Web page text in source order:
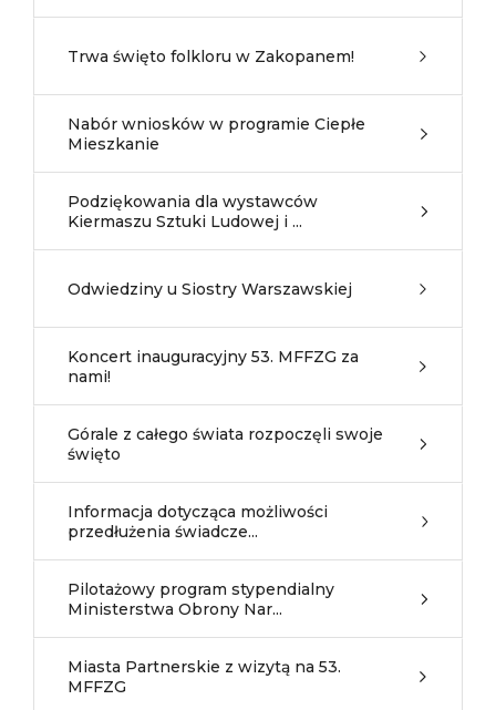
Trwa święto folkloru w Zakopanem!
Nabór wniosków w programie Ciepłe
Mieszkanie
Podziękowania dla wystawców
Kiermaszu Sztuki Ludowej i ...
Odwiedziny u Siostry Warszawskiej
Koncert inauguracyjny 53. MFFZG za
nami!
Górale z całego świata rozpoczęli swoje
święto
Informacja dotycząca możliwości
przedłużenia świadcze...
Pilotażowy program stypendialny
Ministerstwa Obrony Nar...
Miasta Partnerskie z wizytą na 53.
MFFZG